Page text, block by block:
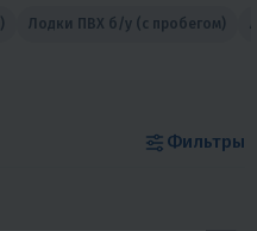
Лодки ПВХ б/у (с пробегом)
Фильтры